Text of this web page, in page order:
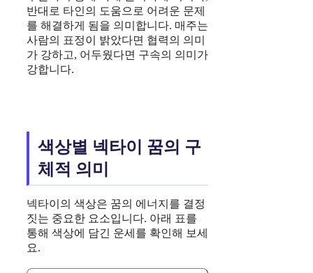
반대로 타인의 도움으로 어려운 문제
를 해결하게 됨을 의미합니다. 매주는
사람의 표정이 밝았다면 협력의 의미
가 강하고, 어두웠다면 구속의 의미가
강합니다.
색상별 넥타이 꿈의 구
체적 의미
넥타이의 색상은 꿈의 에너지를 결정
짓는 중요한 요소입니다. 아래 표를
통해 색상에 담긴 운세를 확인해 보세
요.